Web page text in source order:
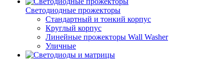
Светодиодные прожекторы
Стандартный и тонкий корпус
Круглый корпус
Линейные прожекторы Wall Washer
Уличные